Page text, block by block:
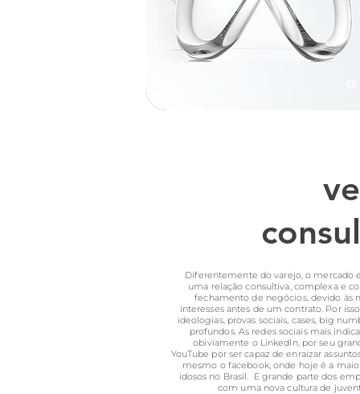
Diferentemente do varejo, o mercado
uma relação consultiva, complexa e
fechamento de negócios, devido às
interesses antes de um contrato. Por
ideologias, provas sociais, cases, big
profundos. As redes sociais mais
obiviamente o LinkedIn, por seu
YouTube por ser capaz de enraizar
mesmo o facebook, onde hoje é a
idosos no Brasil. E grande parte dos
com uma nova cultura de